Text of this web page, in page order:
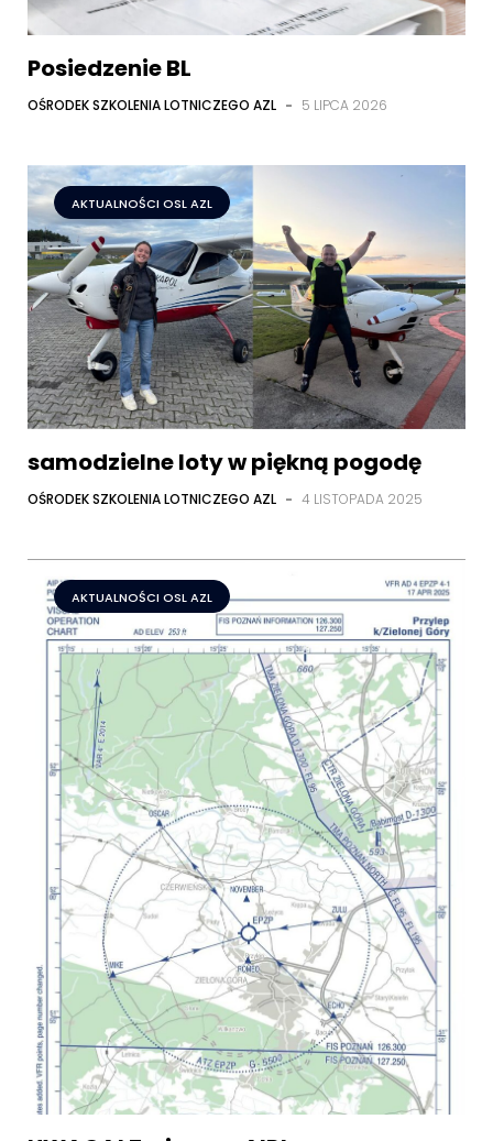
Posiedzenie BL
OŚRODEK SZKOLENIA LOTNICZEGO AZL - 5 LIPCA 2026
AKTUALNOŚCI OSL AZL
samodzielne loty w piękną pogodę
OŚRODEK SZKOLENIA LOTNICZEGO AZL - 4 LISTOPADA 2025
AKTUALNOŚCI OSL AZL